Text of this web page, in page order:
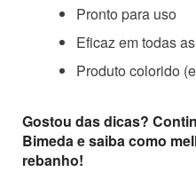
Pronto para uso
Eficaz em todas
Produto colorido
Gostou das dicas?
Bimeda e saiba como
rebanho!